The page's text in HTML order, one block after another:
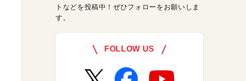
トなどを投稿中！ぜひフォローをお願いしま
す。
FOLLOW US